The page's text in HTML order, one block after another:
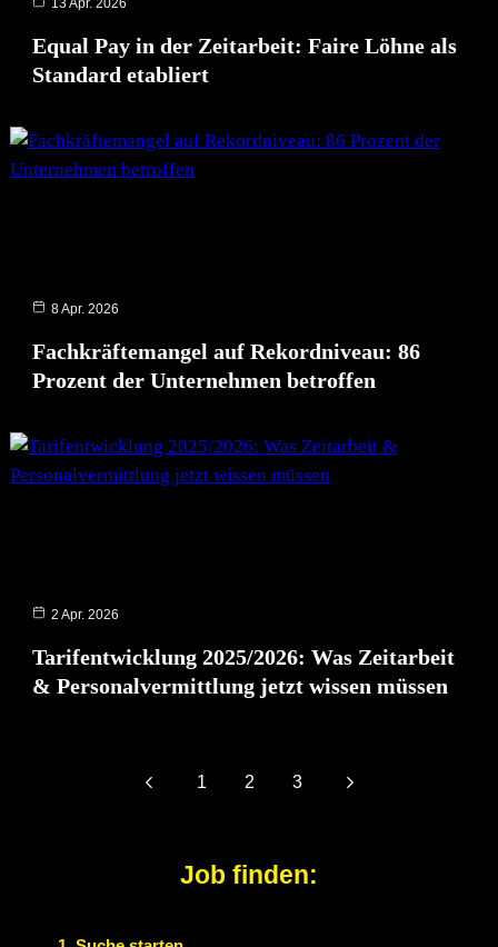
13 Apr. 2026
Equal Pay in der Zeitarbeit: Faire Löhne als
Standard etabliert
8 Apr. 2026
Fachkräftemangel auf Rekordniveau: 86
Prozent der Unternehmen betroffen
2 Apr. 2026
Tarifentwicklung 2025/2026: Was Zeitarbeit
& Personalvermittlung jetzt wissen müssen
1 2 3
Job finden: